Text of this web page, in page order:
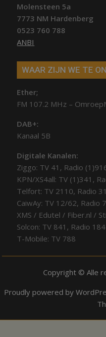
Molensteen 5a
7773 NM Hardenberg
0523 760 788
ANBI
WAAR ZIJN WE TE
Ether;
FM 107.2 MHz –
DAB+:
Kanaal 5B
Digitale Kanalen:
Ziggo: TV 41, Radio
KPN/XS4all: TV (1)341,
Telfort: TV 2110, Radio
CaiwAy: TV 12/62, Radio
XMS / Edutel / Fiber.nl /
Solcon: TV 841, Radio
T-Mobile: TV 788
Copyright © Alle
Proudly powered by